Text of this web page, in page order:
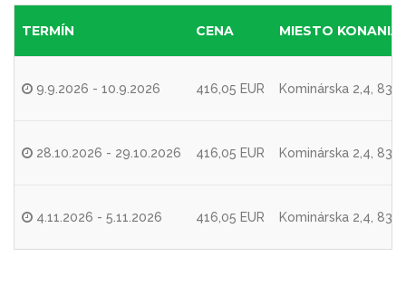
TERMÍN CENA MIESTO KONANIA
9.9.2026 - 10.9.2026 416,05 EUR Kominárska 2,4,
28.10.2026 - 29.10.2026 416,05 EUR Kominárska 2,4,
4.11.2026 - 5.11.2026 416,05 EUR Kominárska 2,4,